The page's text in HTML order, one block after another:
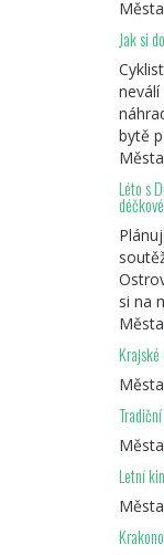
Jak si
bytě
Léto s
si na
Krajské
Letní